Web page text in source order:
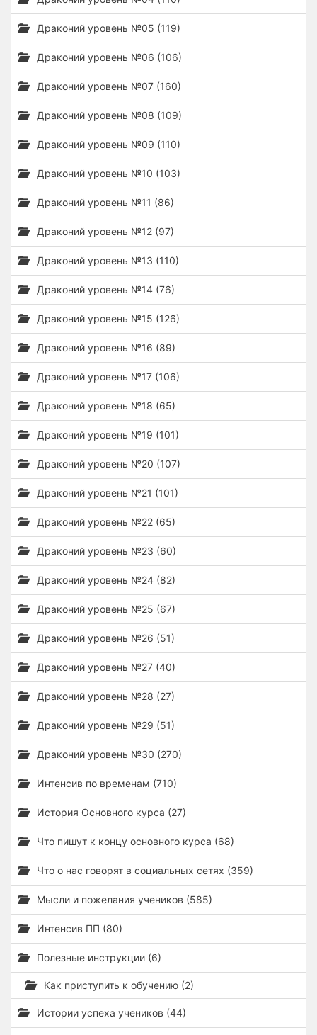
Драконий уровень №05 (119)
Драконий уровень №06 (106)
Драконий уровень №07 (160)
Драконий уровень №08 (109)
Драконий уровень №09 (110)
Драконий уровень №10 (103)
Драконий уровень №11 (86)
Драконий уровень №12 (97)
Драконий уровень №13 (110)
Драконий уровень №14 (76)
Драконий уровень №15 (126)
Драконий уровень №16 (89)
Драконий уровень №17 (106)
Драконий уровень №18 (65)
Драконий уровень №19 (101)
Драконий уровень №20 (107)
Драконий уровень №21 (101)
Драконий уровень №22 (65)
Драконий уровень №23 (60)
Драконий уровень №24 (82)
Драконий уровень №25 (67)
Драконий уровень №26 (51)
Драконий уровень №27 (40)
Драконий уровень №28 (27)
Драконий уровень №29 (51)
Драконий уровень №30 (270)
Интенсив по временам (710)
История Основного курса (27)
Что пишут к концу основного курса (68)
Что о нас говорят в социальных сетях (359)
Мысли и пожелания учеников (585)
Интенсив ПП (80)
Полезные инструкции (6)
Как приступить к обучению (2)
Истории успеха учеников (44)